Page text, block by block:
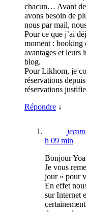
chacun… Avant de
avons besoin de
nous par mail,
Pour ce que j’ai
moment : booking
avantages et leurs
blog.
Pour Likhom, je
réservations
réservations
Répondre ↓
h 09 min
Bonjour
Je vous
jour » pour
En effet
sur Internet